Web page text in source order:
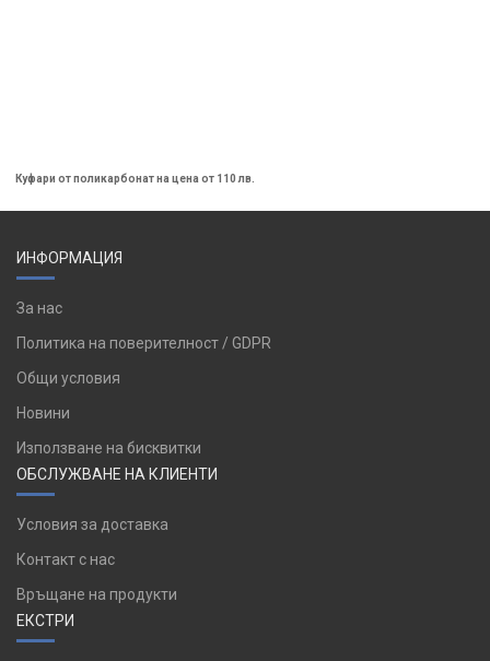
Куфари от поликарбонат на цена от 110 лв.
ИНФОРМАЦИЯ
За нас
Политика на поверителност / GDPR
Общи условия
Новини
Използване на бисквитки
ОБСЛУЖВАНЕ НА КЛИЕНТИ
Условия за доставка
Контакт с нас
Връщане на продукти
ЕКСТРИ